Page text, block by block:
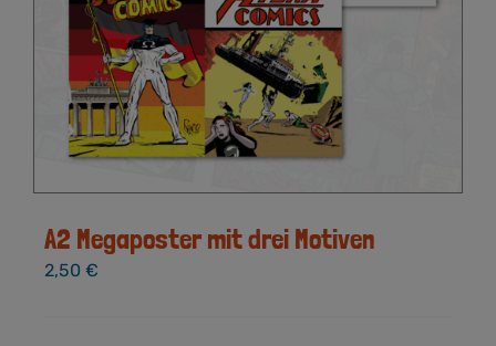
A2 Megaposter mit drei Motiven
2,50 €